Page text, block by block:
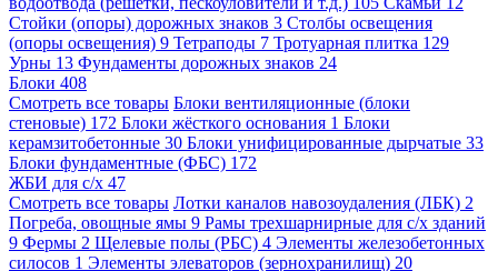
Стойки (опоры) дорожных знаков 3 Столбы освещения
(опоры освещения) 9 Тетраподы 7 Тротуарная плитка 129
Урны 13 Фундаменты дорожных знаков 24
Блоки 408
Смотреть все товары Блоки вентиляционные (блоки
стеновые) 172 Блоки жёсткого основания 1 Блоки
керамзитобетонные 30 Блоки унифицированные дырчатые 33
Блоки фундаментные (ФБС) 172
ЖБИ для с/х 47
Смотреть все товары Лотки каналов навозоудаления (ЛБК) 2
Погреба, овощные ямы 9 Рамы трехшарнирные для с/х зданий
9 Фермы 2 Щелевые полы (РБС) 4 Элементы железобетонных
силосов 1 Элементы элеваторов (зернохранилищ) 20